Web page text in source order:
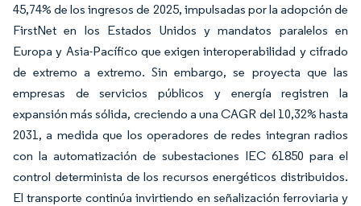
45,74% de los ingresos de 2025, impulsadas por la adopción de
FirstNet en los Estados Unidos y mandatos paralelos en
Europa y Asia-Pacífico que exigen interoperabilidad y cifrado
de extremo a extremo. Sin embargo, se proyecta que las
empresas de servicios públicos y energía registren la
expansión más sólida, creciendo a una CAGR del 10,32% hasta
2031, a medida que los operadores de redes integran radios
con la automatización de subestaciones IEC 61850 para el
control determinista de los recursos energéticos distribuidos.
El transporte continúa invirtiendo en señalización ferroviaria y